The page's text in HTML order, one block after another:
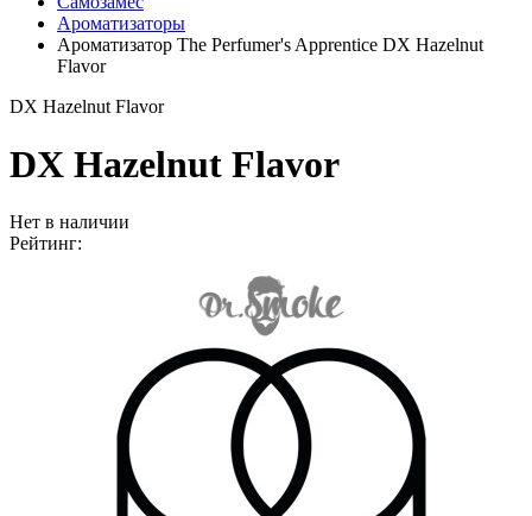
Ароматизаторы
Ароматизатор The Perfumer's Apprentice DX Hazelnut
Flavor
DX Hazelnut Flavor
DX Hazelnut Flavor
Нет в наличии
Рейтинг: